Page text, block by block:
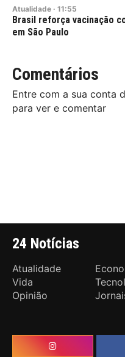
Atualidade · 11:55
Brasil reforça vacinação
em São Paulo
Comentários
Entre com a sua conta
para ver e comentar
24 Notícias
Atualidade
Vida
Opinião